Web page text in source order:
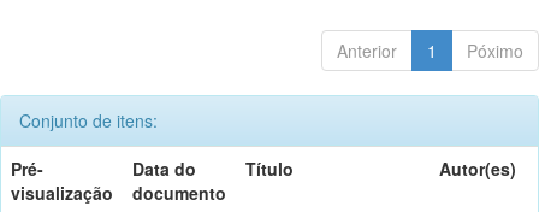
Anterior 1 Póximo
Conjunto de itens:
Pré-
visualização
Data do
documento
Título Autor(es)